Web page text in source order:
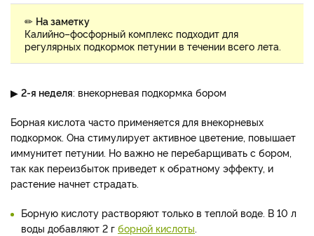
✏ На заметку
Калийно–фосфорный комплекс подходит для
регулярных подкормок петунии в течении всего лета.
▶ 2-я неделя: внекорневая подкормка бором
Борная кислота часто применяется для внекорневых
подкормок. Она стимулирует активное цветение, повышает
иммунитет петунии. Но важно не перебарщивать с бором,
так как переизбыток приведет к обратному эффекту, и
растение начнет страдать.
Борную кислоту растворяют только в теплой воде. В 10 л
воды добавляют 2 г борной кислоты.